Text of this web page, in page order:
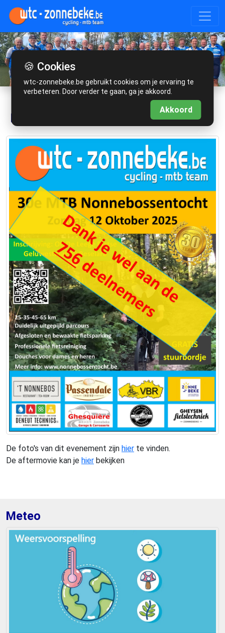
Meteo
NONNEBOSSENTOCHT
De foto's van dit evenement zijn hier te vinden.
De aftermovie kan je hier bekijken
🍪 Cookies
wtc-zonnebeke.be gebruikt cookies om je ervaring te
verbeteren. Door verder te gaan, ga je akkoord.
Akkoord